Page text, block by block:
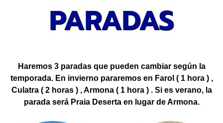
PARADAS
Haremos 3 paradas que pueden cambiar según la
temporada. En invierno pararemos en Farol ( 1 hora ) ,
Culatra ( 2 horas ) , Armona ( 1 hora ) . Si es verano, la
parada será Praia Deserta en lugar de Armona.